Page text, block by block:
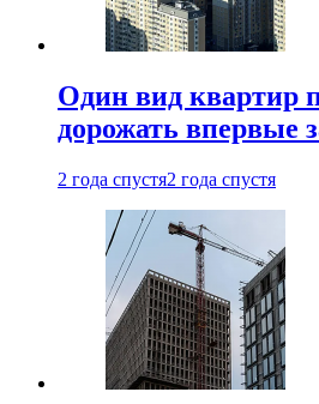
Один вид квартир
дорожать впервые
2 года спустя2 года спустя